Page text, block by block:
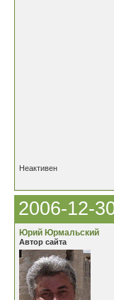
Неактивен
2006-12-
Юрий Юрмальский
Автор сайта